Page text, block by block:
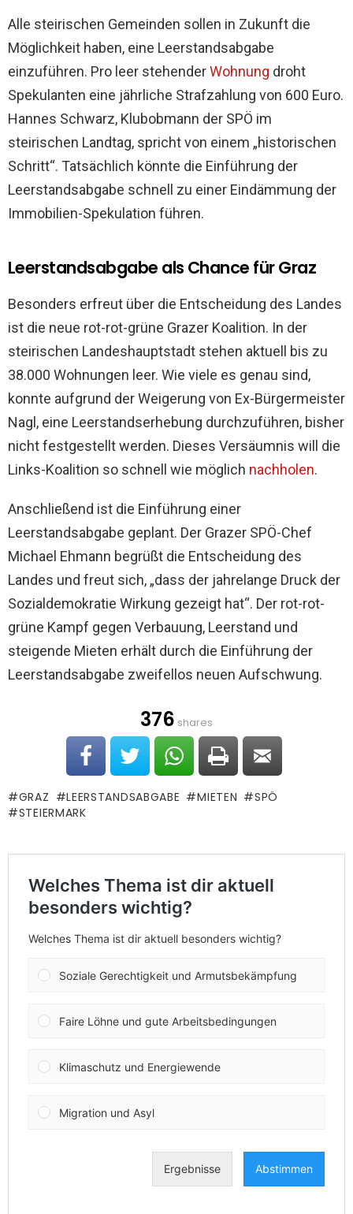
Alle steirischen Gemeinden sollen in Zukunft die
Möglichkeit haben, eine Leerstandsabgabe
einzuführen. Pro leer stehenderWohnung droht
Spekulanten eine jährliche Strafzahlung von 600 Euro.
Hannes Schwarz, Klubobmann der SPÖ im
steirischen Landtag, spricht von einem „historischen
Schritt“. Tatsächlich könnte die Einführung der
Leerstandsabgabe schnell zu einer Eindämmung der
Immobilien-Spekulation führen.
Leerstandsabgabe als Chance für Graz
Besonders erfreut über die Entscheidung des Landes
ist die neue rot-rot-grüne Grazer Koalition. In der
steirischen Landeshauptstadt stehen aktuell bis zu
38.000 Wohnungen leer. Wie viele es genau sind,
konnte aufgrund der Weigerung von Ex-Bürgermeister
Nagl, eine Leerstandserhebung durchzuführen, bisher
nicht festgestellt werden. Dieses Versäumnis will die
Links-Koalition so schnell wie möglich nachholen.
Anschließend ist die Einführung einer
Leerstandsabgabe geplant. Der Grazer SPÖ-Chef
Michael Ehmann begrüßt die Entscheidung des
Landes und freut sich, „dass der jahrelange Druck der
Sozialdemokratie Wirkung gezeigt hat“. Der rot-rot-
grüne Kampf gegen Verbauung, Leerstand und
steigende Mieten erhält durch die Einführung der
Leerstandsabgabe zweifellos neuen Aufschwung.
376 shares
GRAZ LEERSTANDSABGABE MIETEN
SPÖ
STEIERMARK